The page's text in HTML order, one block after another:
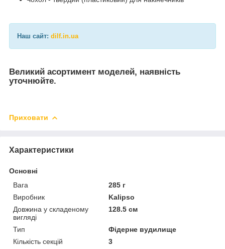
Наш сайт: dilf.in.ua
Великий асортимент моделей, наявність
уточнюйте.
Приховати
Характеристики
Основні
Вага
285 г
Виробник
Kalipso
Довжина у складеному
вигляді
128.5 см
Тип
Фідерне вудилище
Кількість секцій
3